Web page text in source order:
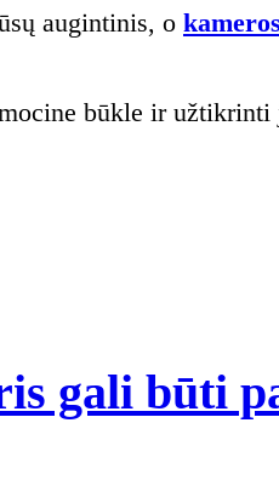
augintinis, o
būkle ir užtikrinti
gali būti